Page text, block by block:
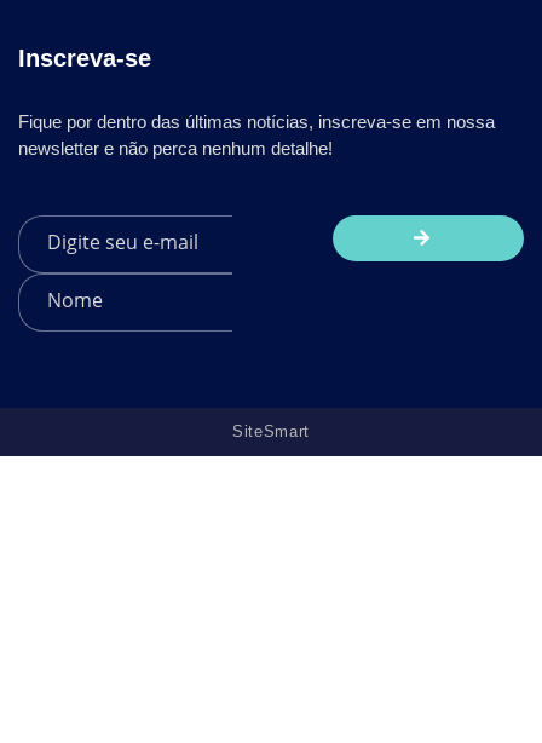
Inscreva-se
Fique por dentro das últimas notícias, inscreva-se em nossa
newsletter e não perca nenhum detalhe!
SiteSmart